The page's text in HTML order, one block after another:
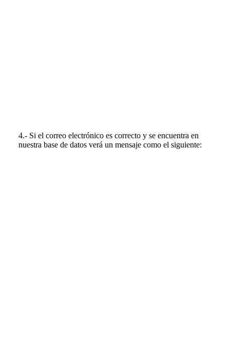
4.- Si el correo electrónico es correcto y se encuentra en
nuestra base de datos verá un mensaje como el siguiente: